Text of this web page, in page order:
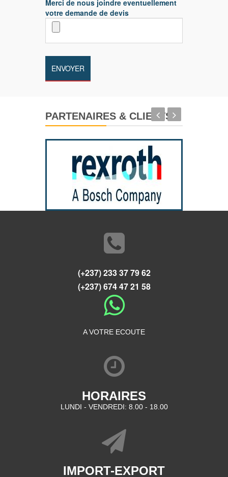
Merci de nous joindre eventuellement
votre demande de devis
PARTENAIRES & CLIENTS
(+237) 233 37 79 62
(+237) 674 47 21 58
A VOTRE ECOUTE
HORAIRES
LUNDI - VENDREDI: 8.00 - 18.00
IMPORT-EXPORT